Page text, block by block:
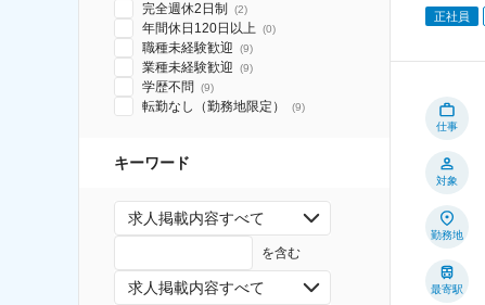
完全週休2日制 (2)
年間休日120日以上 (0)
職種未経験歓迎 (9)
業種未経験歓迎 (9)
学歴不問 (9)
転勤なし（勤務地限定） (9)
キーワード
求人掲載内容すべて
を含む
求人掲載内容すべて
正社員
仕事
対象
勤務地
最寄駅